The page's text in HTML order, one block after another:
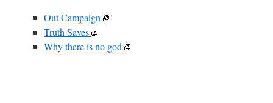
Out Campaign
Truth Saves
Why there is no god